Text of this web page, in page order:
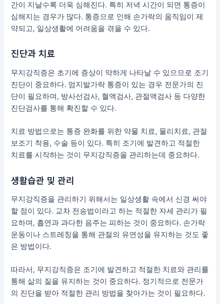
간이 지날수록 더욱 심해진다. 특히 저녁 시간이 되면 통증이
심해지는 경우가 많다. 통증으로 인해 손가락의 움직임이 제
약되고, 일상생활에 어려움을 겪을 수 있다.
진단과 치료
무지강직증은 초기에 증상이 약하게 나타날 수 있으므로 조기
진단이 중요하다. 엄지발가락 통증이 있는 경우 전문가의 진
단이 필요하며, 방사선검사, 혈액검사, 관절액검사 등 다양한
진단검사를 통해 확진할 수 있다.
치료 방법으로는 통증 완화를 위한 약물 치료, 물리치료, 관절
보조기 착용, 수술 등이 있다. 특히 조기에 발견하고 적절한
치료를 시작하는 것이 무지강직증을 관리하는데 중요하다.
생활습관 및 관리
무지강직증을 관리하기 위해서는 일상생활 속에서 신경 써야
할 점이 있다. 교차 전송법이라고 하는 적절한 자세 관리가 필
요하며, 흡연과 과다한 음주는 피하는 것이 중요하다. 손가락
운동이나 스트레칭을 통해 관절의 유연성을 유지하는 것도 좋
은 방법이다.
따라서, 무지강직증은 조기에 발견하고 적절한 치료와 관리를
통해 삶의 질을 유지하는 것이 중요하다. 정기적으로 전문가
의 진단을 받아 적절한 관리 방법을 찾아가는 것이 필요하다.